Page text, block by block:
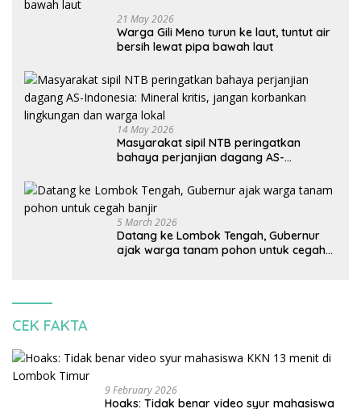
21 May 2026
Warga Gili Meno turun ke laut, tuntut air
bersih lewat pipa bawah laut
14 May 2026
Masyarakat sipil NTB peringatkan
bahaya perjanjian dagang AS-
korbankan lingkungan dan warga lokal
5 March 2026
Datang ke Lombok Tengah, Gubernur
ajak warga tanam pohon untuk cegah
CEK FAKTA
9 February 2026
Hoaks: Tidak benar video syur mahasiswa